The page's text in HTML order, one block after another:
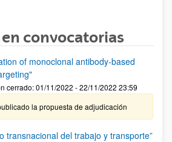
convocatorias
of monoclonal antibody-based
cerrado: 01/11/2022 - 22/11/2022 23:59
la propuesta de adjudicación
transnacional del trabajo y transporte”